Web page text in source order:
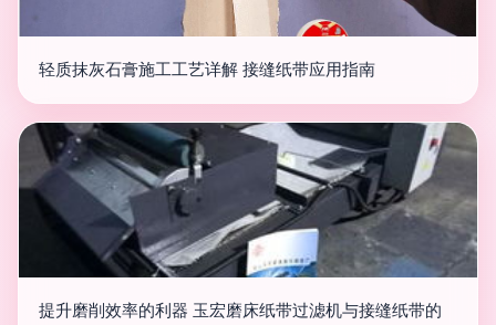
轻质抹灰石膏施工工艺详解 接缝纸带应用指南
提升磨削效率的利器 玉宏磨床纸带过滤机与接缝纸带的